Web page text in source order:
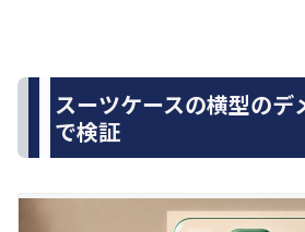
スーツケースの横型のデ
で検証